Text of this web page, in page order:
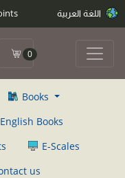
0
Books
English Books
E-Scales
us